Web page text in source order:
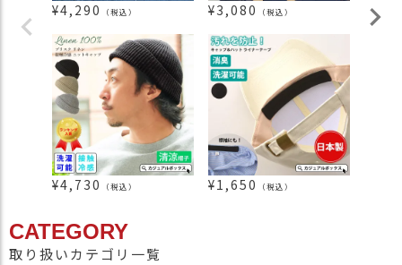
¥4,290 （税込） ¥3,080 （税込） ¥
¥4,730 （税込） ¥1,650 （税込）
CATEGORY
取り扱いカテゴリ一覧